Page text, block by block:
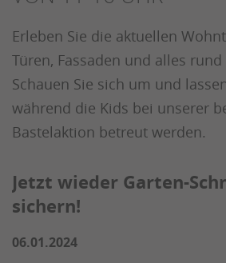
Erleben Sie die aktuellen
Türen, Fassaden und alles
Schauen Sie sich um und
während die Kids bei unserer
Bastelaktion betreut werden.
Jetzt wieder Garten-
sichern!
06.01.2024